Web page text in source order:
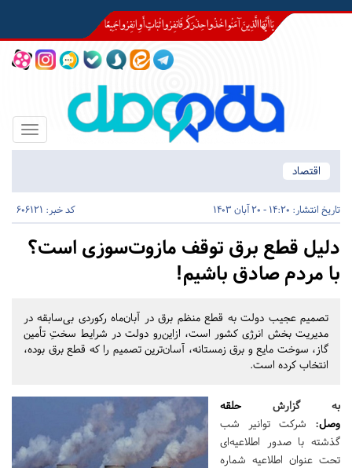
Toggle
اقتصاد
تاریخ انتشار: 14:20 - 20 آبان 1403 کد خبر: 606121
دلیل قطع برق‌ توقف مازوت‌سوزی است؟
با مردم صادق باشیم!
تصمیم عجیب دولت به قطع منظم برق در آبان‌ماه رکوردی بی‌سابقه در
مدیریت بخش انرژی کشور است، ازاین‌رو دولت در شرایط سختِ تأمین
گاز، سوخت مایع و برق زمستانه، آسان‌ترین تصمیم را که قطع برق بوده،
انتخاب کرده است.
به گزارش حلقه
وصل: شرکت توانیر شب
گذشته با صدور اطلاعیه‌ای
تحت عنوان اطلاعیه شماره